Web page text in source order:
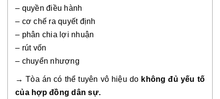
– quyền điều hành
– cơ chế ra quyết định
– phân chia lợi nhuận
– rút vốn
– chuyển nhượng
→ Tòa án có thể tuyên vô hiệu do không đủ yếu tố
của hợp đồng dân sự.